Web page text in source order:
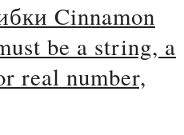
Cinnamon
be a string, a
real number,